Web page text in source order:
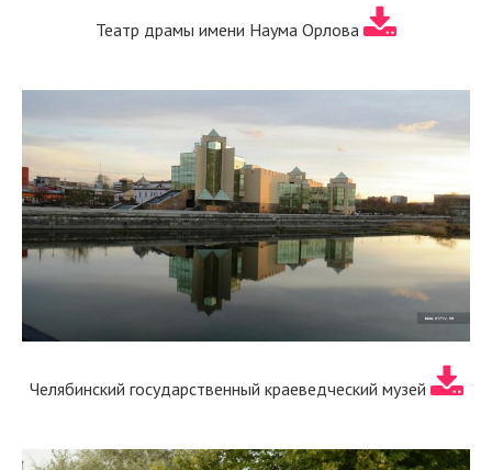
Театр драмы имени Наума Орлова
Челябинский государственный краеведческий музей